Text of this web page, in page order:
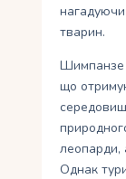
тварин.
Шимпанзе
що
леопарди,
Однак